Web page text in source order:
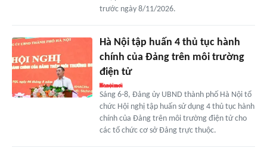
trước ngày 8/11/2026.
Hà Nội tập huấn 4 thủ tục hành
chính của Đảng trên môi trường
điện tử
Sáng 6-8, Đảng ủy UBND thành phố Hà Nội tổ
chức Hội nghị tập huấn sử dụng 4 thủ tục hành
chính của Đảng trên môi trường điện tử cho
các tổ chức cơ sở Đảng trực thuộc.